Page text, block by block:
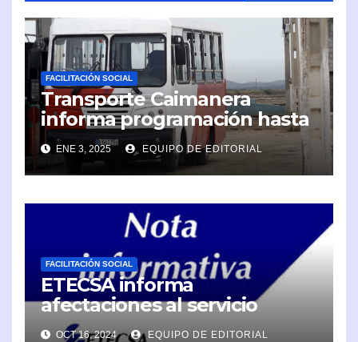
FACILITACIÓN SOCIAL
Transporte Caimanera
informa programación hasta
el 6 de enero
ENE 3, 2025 EQUIPO DE EDITORIAL
FACILITACIÓN SOCIAL
ETECSA informa
afectaciones al servicio
telefónica en Caimanera
OCT 16, 2024 EQUIPO DE EDITORIAL